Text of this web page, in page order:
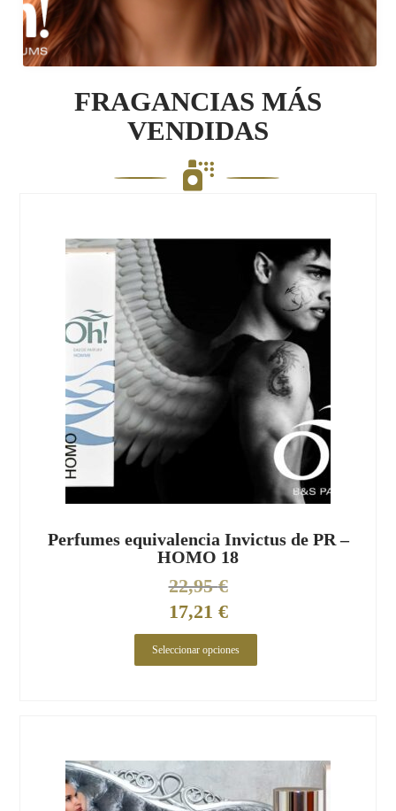
FRAGANCIAS MÁS
VENDIDAS

Perfumes equivalencia Invictus de PR –
HOMO 18
22,95€
17,21 €
Seleccionar opciones